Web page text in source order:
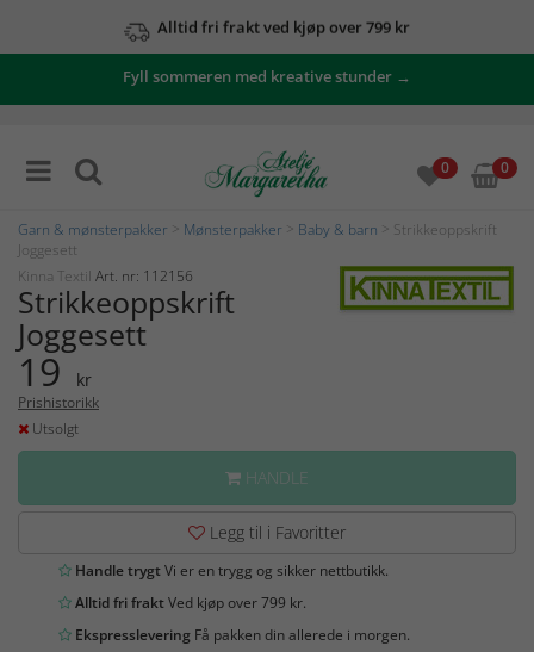
Alltid fri frakt ved kjøp over 799 kr
Fyll sommeren med kreative stunder →
0 0
Garn & mønsterpakker Mønsterpakker Baby & barn > Strikkeoppskrift
Joggesett
Kinna Textil Art. nr: 112156
Strikkeoppskrift
Joggesett
19 kr
Prishistorikk
Utsolgt
HANDLE
Legg til i Favoritter
Handle trygtVi er en trygg og sikker nettbutikk.
Alltid fri fraktVed kjøp over 799 kr.
Ekspresslevering Få pakken din allerede i morgen.